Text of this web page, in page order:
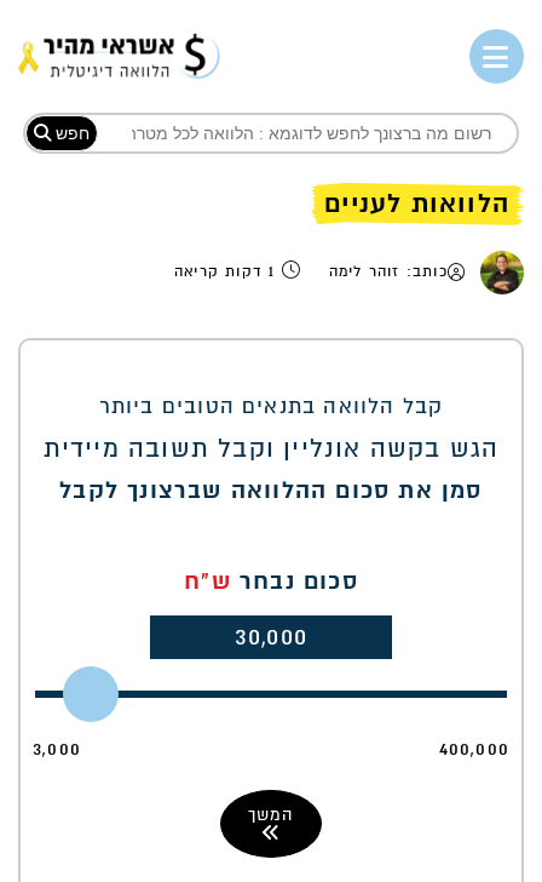
חפש
הלוואות לעניים
כותב: זוהר לימה
קבל הלוואה בתנאים הטובים ביותר
הגש בקשה אונליין וקבל תשובה מיידית
סמן את סכום ההלוואה שברצונך לקבל
סכום נבחר ש"ח
30,000
3,000 400,000
המשך